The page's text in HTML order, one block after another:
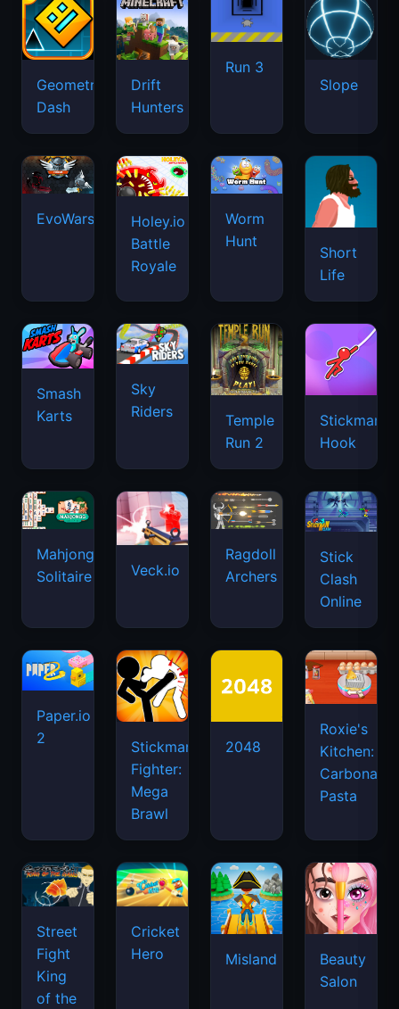
Geometry
Dash
Drift
Hunters
Run 3
Slope
EvoWars.io
Holey.io
Battle
Royale
Worm
Hunt
Short
Life
Smash
Karts
Sky
Riders
Temple
Run 2
Stickman
Hook
Mahjongg
Solitaire
Veck.io
Ragdoll
Archers
Stick
Clash
Online
Paper.io
2
Stickman
Fighter:
Mega
Brawl
2048
Roxie's
Kitchen:
Carbonara
Pasta
Street
Fight
King
of the
Cricket
Hero
Misland
Beauty
Salon